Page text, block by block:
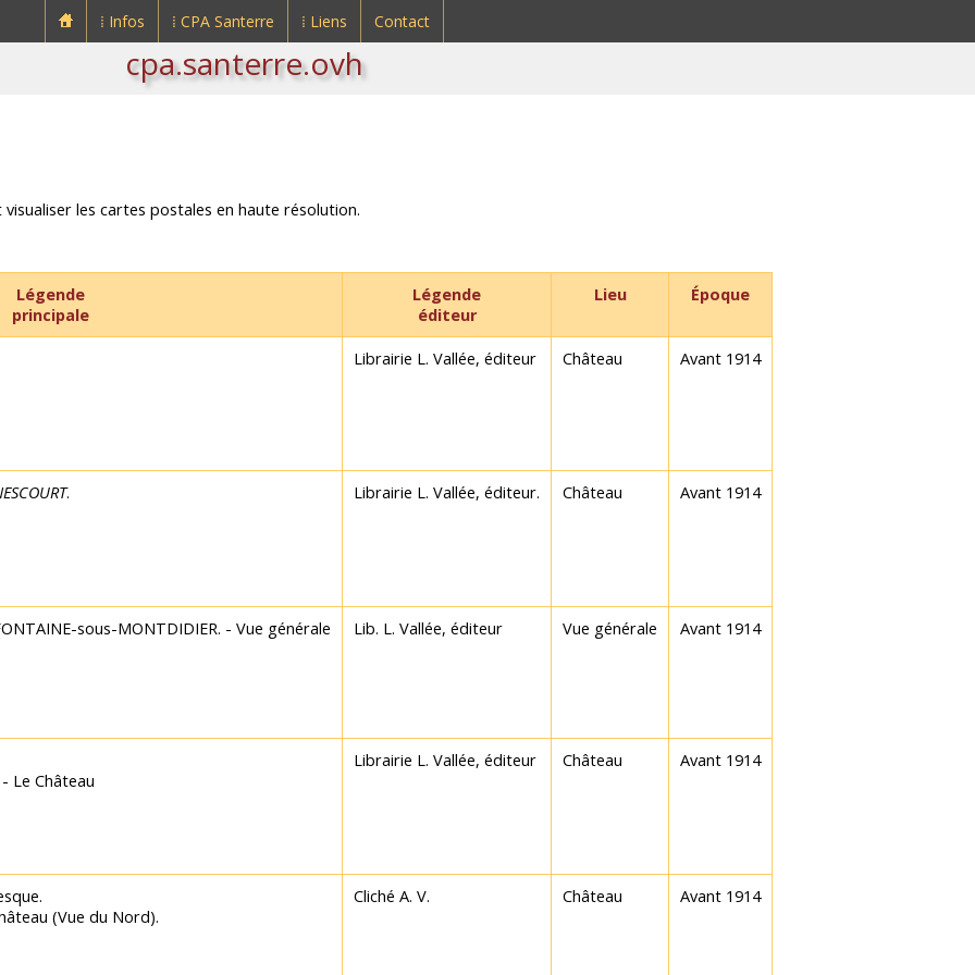
⁞ Infos ⁞ CPA Santerre ⁞ Liens Contact
cpa.santerre.ovh
les cartes postales en haute résolution.
Légende
principale
Légende
éditeur
Lieu Époque
Librairie L. Vallée, éditeur Château Avant 1914
. Librairie L. Vallée, éditeur. Château Avant 1914
sous-MONTDIDIER. - Vue générale Lib. L. Vallée, éditeur Vue générale Avant 1914
Le Château
Librairie L. Vallée, éditeur Château Avant 1914
(Vue du Nord).
Cliché A. V. Château Avant 1914